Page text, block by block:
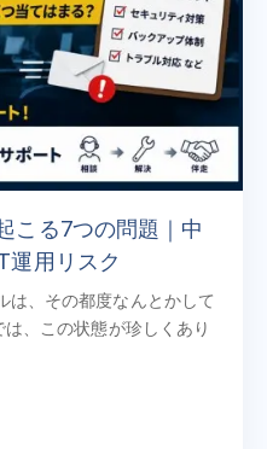
こる7つの問題｜中
運用リスク
は、その都度なんとかして
、この状態が珍しくあり